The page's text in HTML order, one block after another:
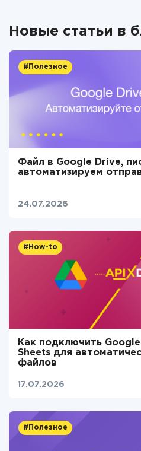
Новые статьи в
#Полезное
Файл в Google Drive,
автоматизируем
24.07.2026
#How-to
Как подключить
Sheets для
файлов
17.07.2026
#Полезное